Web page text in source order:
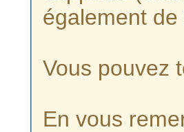
également
Vous pouvez
En vous